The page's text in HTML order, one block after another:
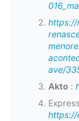
https://
ave/
Akto :
https://